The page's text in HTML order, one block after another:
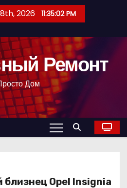
2026 11:35:03 PM
Ремонт
Дом
близнец Opel Insignia